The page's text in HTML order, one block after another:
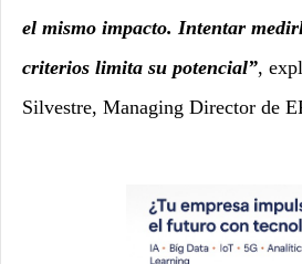
el mismo impacto. Intentar
criterios limita su potencial”,
Silvestre, Managing Director de